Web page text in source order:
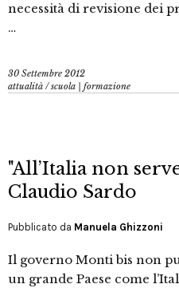
necessità di revisione dei
…
30 Settembre 2012
attualità /scuola | formazione
"All’Italia non
Claudio Sardo
Pubblicato da Manuela Ghizzoni
Il governo Monti bis non
un grande Paese come